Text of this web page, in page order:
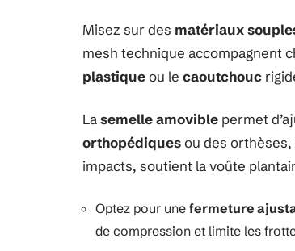
Misez sur des matériaux
mesh technique accompagnent
plastiqueou le caoutchouc
Lasemelle amovible permet
orthopédiquesou des
impacts, soutient la voûte
Optez pour une fermeture
de compression et limite les